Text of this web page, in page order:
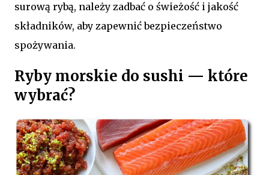
surową rybą, należy zadbać o świeżość i jakość
składników, aby zapewnić bezpieczeństwo
spożywania.
Ryby morskie do sushi — które
wybrać?